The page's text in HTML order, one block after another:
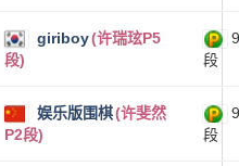
giriboy(许瑞玹P5
段)
9
段
娱乐版围棋(许斐然
P2段)
9
段